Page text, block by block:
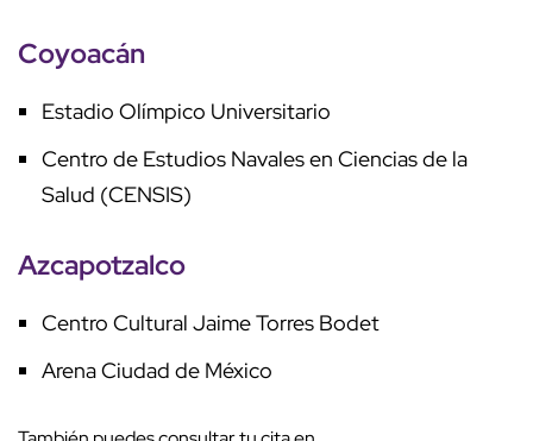
Coyoacán
Estadio Olímpico Universitario
Centro de Estudios Navales en Ciencias de la
Salud (CENSIS)
Azcapotzalco
Centro Cultural Jaime Torres Bodet
Arena Ciudad de México